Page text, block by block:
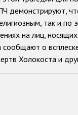
демонстрируют,
так и
на лиц,
сообщают о
Холокоста и
впервые осудили